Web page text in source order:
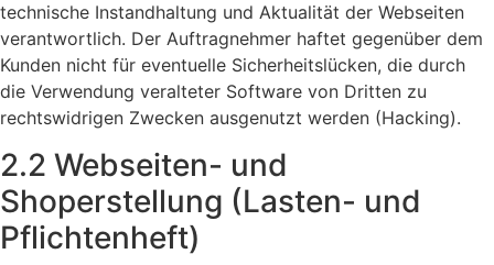
technische Instandhaltung und Aktualität der Webseiten
verantwortlich. Der Auftragnehmer haftet gegenüber dem
Kunden nicht für eventuelle Sicherheitslücken, die durch
die Verwendung veralteter Software von Dritten zu
rechtswidrigen Zwecken ausgenutzt werden (Hacking).
2.2 Webseiten- und
Shoperstellung (Lasten- und
Pflichtenheft)